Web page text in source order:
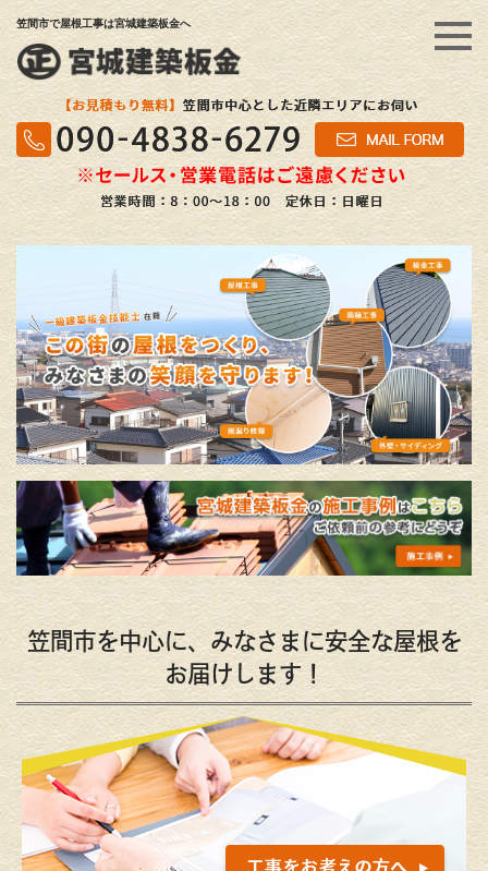
笠間市で屋根工事は宮城建築板金へ
笠間市を中心に、みなさまに安全な屋根を
お届けします！